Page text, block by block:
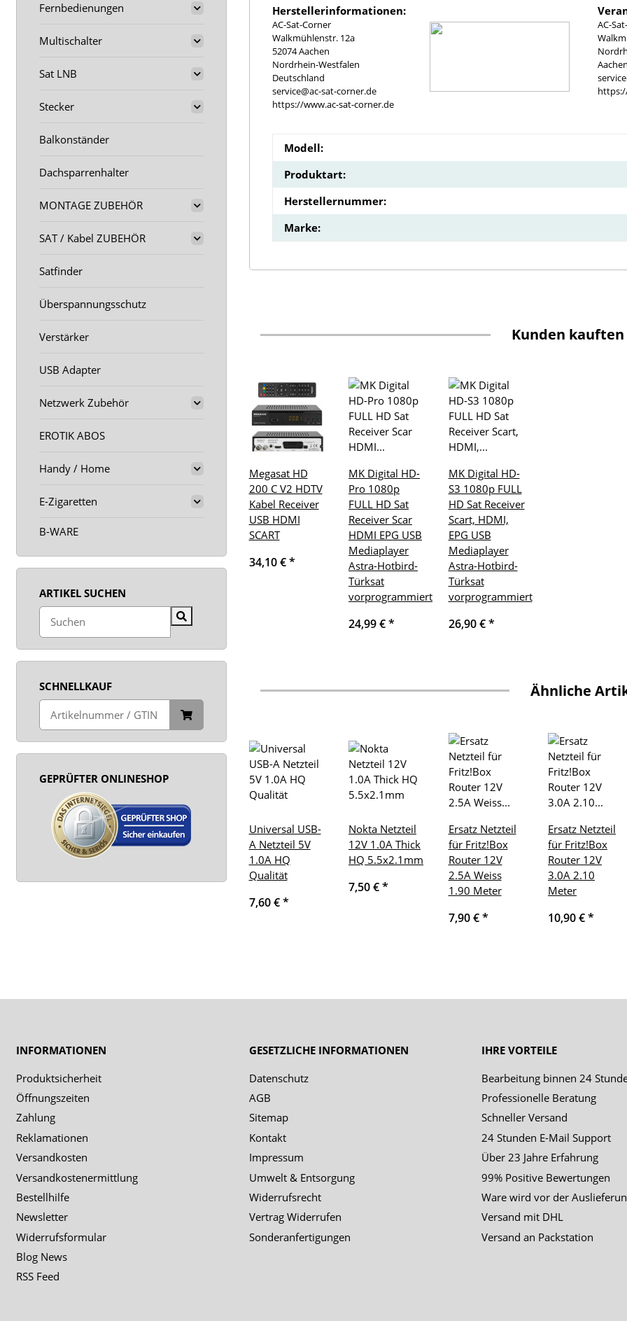
Herstellerinformationen:
AC-Sat-Corner
Walkmühlenstr. 12a
52074 Aachen
Nordrhein-Westfalen
Deutschland
service@ac-sat-corner.de
https://www.ac-sat-corner.de
AC-
Modell:
Produktart:
Herstellernummer:
Marke:
Kunden kauften
Megasat HD
200 C V2 HDTV
Kabel Receiver
USB HDMI
SCART
34,10 €*
MK Digital HD-
Pro 1080p
FULL HD Sat
Receiver Scar
HDMI EPG USB
Mediaplayer
Astra-Hotbird-
Türksat
vorprogrammiert
24,99 €*
MK Digital HD-
S3 1080p FULL
HD Sat Receiver
Scart, HDMI,
EPG USB
Mediaplayer
Astra-Hotbird-
Türksat
vorprogrammiert
26,90 €*
Ähnliche
Universal USB-
A Netzteil 5V
1.0A HQ
Qualität
7,60 €*
Nokta Netzteil
12V 1.0A Thick
HQ 5.5x2.1mm
7,50 €*
Ersatz Netzteil
für Fritz!Box
Router 12V
2.5A Weiss
1.90 Meter
7,90 €*
Ersatz Netzteil
für Fritz!Box
Router 12V
3.0A 2.10
Meter
10,90 €*
Fernbedienungen
Multischalter
Sat LNB
Stecker
Balkonständer
Dachsparrenhalter
MONTAGE ZUBEHÖR
SAT / Kabel ZUBEHÖR
Satfinder
Überspannungsschutz
Verstärker
USB Adapter
Netzwerk Zubehör
EROTIK ABOS
Handy / Home
E-Zigaretten
B-WARE
ARTIKEL SUCHEN
SCHNELLKAUF
GEPRÜFTER ONLINESHOP
INFORMATIONEN
Produktsicherheit
Öffnungszeiten
Zahlung
Reklamationen
Versandkosten
Versandkostenermittlung
Bestellhilfe
Newsletter
Widerrufsformular
Blog News
RSS Feed
GESETZLICHE INFORMATIONEN
Datenschutz
AGB
Sitemap
Kontakt
Impressum
Umwelt & Entsorgung
Widerrufsrecht
Vertrag Widerrufen
Sonderanfertigungen
IHRE VORTEILE
Bearbeitung binnen 24
Professionelle Beratung
Schneller Versand
24 Stunden E-Mail Support
Über 23 Jahre Erfahrung
99% Positive Bewertungen
Ware wird vor der
Versand mit DHL
Versand an Packstation